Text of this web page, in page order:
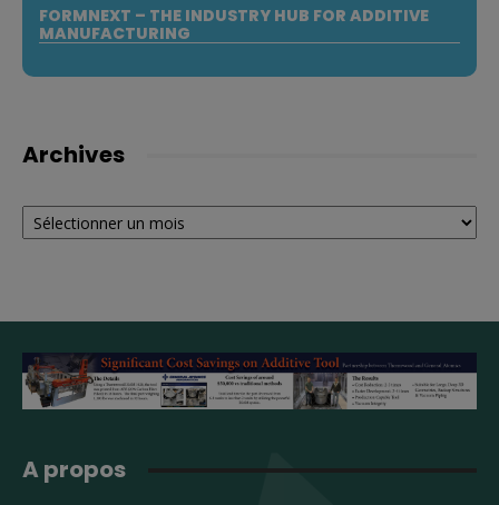
FORMNEXT – THE INDUSTRY HUB FOR ADDITIVE
MANUFACTURING
Archives
Archives
A propos